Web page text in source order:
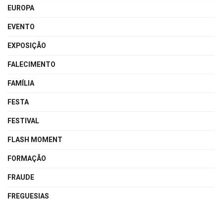
EUROPA
EVENTO
EXPOSIÇÃO
FALECIMENTO
FAMÍLIA
FESTA
FESTIVAL
FLASH MOMENT
FORMAÇÃO
FRAUDE
FREGUESIAS